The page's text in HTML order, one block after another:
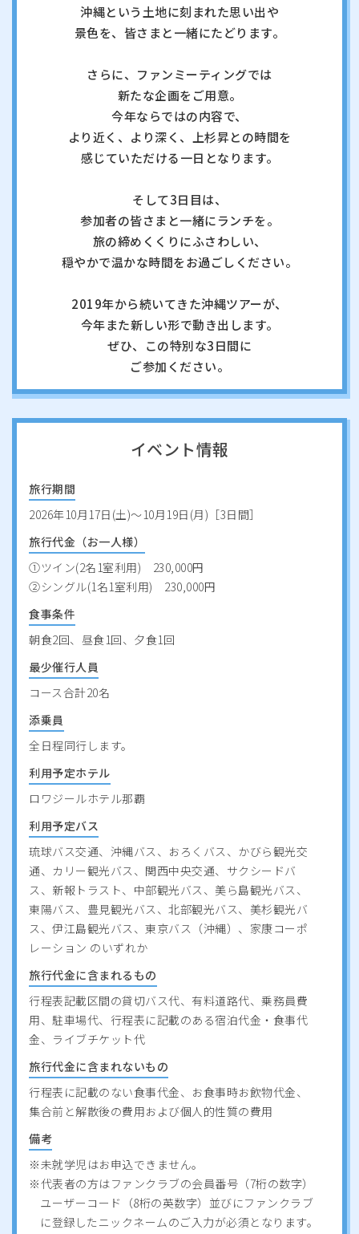
沖縄という土地に刻まれた思い出や
景色を、皆さまと一緒にたどります。
さらに、ファンミーティングでは
新たな企画をご用意。
今年ならではの内容で、
より近く、より深く、上杉昇との時間を
感じていただける一日となります。
そして3日目は、
参加者の皆さまと一緒にランチを。
旅の締めくくりにふさわしい、
穏やかで温かな時間をお過ごしください。
2019年から続いてきた沖縄ツアーが、
今年また新しい形で動き出します。
ぜひ、この特別な3日間に
ご参加ください。
イベント情報
旅行期間
2026年10月17日(土)～10月19日(月)［3日間］
旅行代金（お一人様）
①ツイン(2名1室利用) 230,000円
②シングル(1名1室利用) 230,000円
食事条件
朝食2回、昼食1回、夕食1回
最少催行人員
コース合計20名
添乗員
全日程同行します。
利用予定ホテル
ロワジールホテル那覇
利用予定バス
琉球バス交通、沖縄バス、おろくバス、かびら観光交
通、カリー観光バス、関西中央交通、サクシードバ
ス、新報トラスト、中部観光バス、美ら島観光バス、
東陽バス、豊見観光バス、北部観光バス、美杉観光バ
ス、伊江島観光バス、東京バス（沖縄）、家康コーポ
レーション のいずれか
旅行代金に含まれるもの
行程表記載区間の貸切バス代、有料道路代、乗務員費
用、駐車場代、行程表に記載のある宿泊代金・食事代
金、ライブチケット代
旅行代金に含まれないもの
行程表に記載のない食事代金、お食事時お飲物代金、
集合前と解散後の費用および個人的性質の費用
備考
未就学児はお申込できません。
代表者の方はファンクラブの会員番号（7桁の数字）
ユーザーコード（8桁の英数字）並びにファンクラブ
に登録したニックネームのご入力が必須となります。